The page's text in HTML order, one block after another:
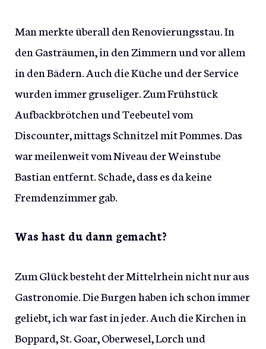
Man merkte überall den Renovierungsstau. In
den Gasträumen, in den Zimmern und vor allem
in den Bädern. Auch die Küche und der Service
wurden immer gruseliger. Zum Frühstück
Aufbackbrötchen und Teebeutel vom
Discounter, mittags Schnitzel mit Pommes. Das
war meilenweit vom Niveau der Weinstube
Bastian entfernt. Schade, dass es da keine
Fremdenzimmer gab.
Was hast du dann gemacht?
Zum Glück besteht der Mittelrhein nicht nur aus
Gastronomie. Die Burgen haben ich schon immer
geliebt, ich war fast in jeder. Auch die Kirchen in
Boppard, St. Goar, Oberwesel, Lorch und